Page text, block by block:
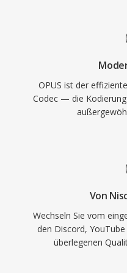
sodass jeder
Decoder mitbringt.
und YouTube
Audio.
OPUS ist der
Codec — die
Von
Wechseln Sie vom
den Discord,
überlegenen